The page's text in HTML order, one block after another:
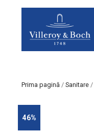
Prima pagină/ Sanitare/
46%